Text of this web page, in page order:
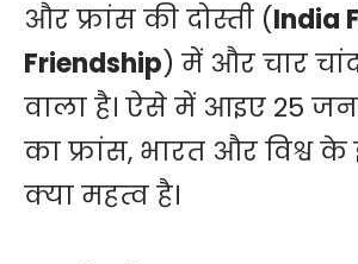
और फ्रांस की दोस्ती (India
Friendship) में और चार
वाला है। ऐसे में आइए 25
का फ्रांस, भारत और विश्व के
क्या महत्व है।